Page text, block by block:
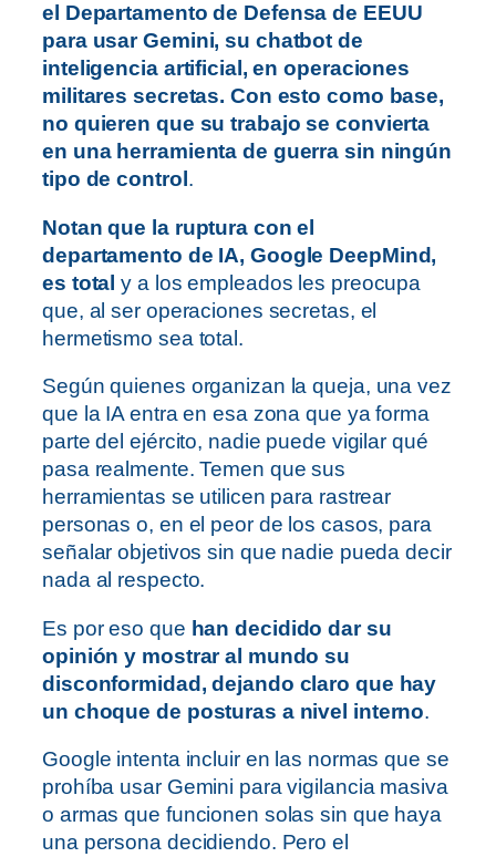
el Departamento de Defensa de EEUU
para usar Gemini, su chatbot de
inteligencia artificial, en operaciones
militares secretas. Con esto como base,
no quieren que su trabajo se convierta
en una herramienta de guerra sin ningún
tipo de control .
Notan que la ruptura con el
departamento de IA, Google DeepMind,
es totaly a los empleados les preocupa
que, al ser operaciones secretas, el
hermetismo sea total.
Según quienes organizan la queja, una vez
que la IA entra en esa zona que ya forma
parte del ejército, nadie puede vigilar qué
pasa realmente. Temen que sus
herramientas se utilicen para rastrear
personas o, en el peor de los casos, para
señalar objetivos sin que nadie pueda decir
nada al respecto.
Es por eso que han decidido dar su
opinión y mostrar al mundo su
disconformidad, dejando claro que hay
un choque de posturas a nivel interno.
Google intenta incluir en las normas que se
prohíba usar Gemini para vigilancia masiva
o armas que funcionen solas sin que haya
una persona decidiendo. Pero el